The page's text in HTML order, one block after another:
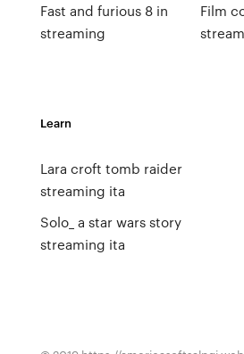
Fast and furious 8 in
streaming
Film
Learn
Lara croft tomb raider
streaming ita
Solo_ a star wars story
streaming ita